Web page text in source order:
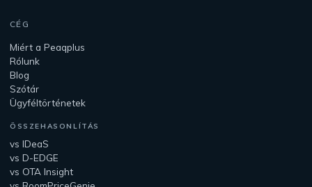
CÉG
Miért a Peaqplus
Rólunk
Blog
Szótár
Ügyféltörténetek
ÖSSZEHASONLÍTÁS
vs IDeaS
vs D-EDGE
vs OTA Insight